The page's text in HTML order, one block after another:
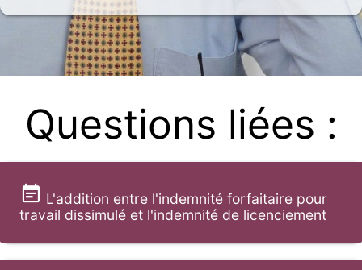
Questions liées :
L'addition entre l'indemnité forfaitaire pour
travail dissimulé et l'indemnité de licenciement